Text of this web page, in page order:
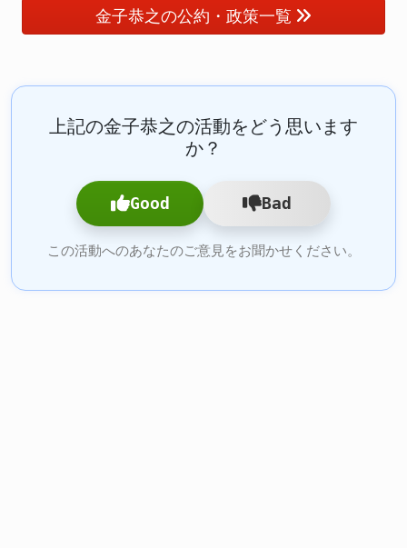
金子恭之の公約・政策一覧
上記の金子恭之の活動をどう思います
か？
Good Bad
この活動へのあなたのご意見をお聞かせください。